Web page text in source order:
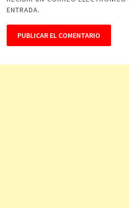
ENTRADA.